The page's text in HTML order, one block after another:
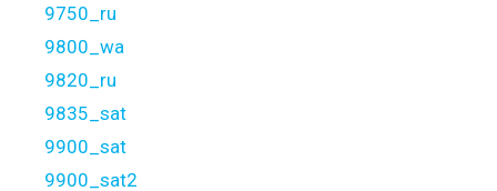
9750_ru
9800_wa
9820_ru
9835_sat
9900_sat
9900_sat2